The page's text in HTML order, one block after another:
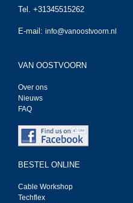
Tel. +31345515262
E-mail: info@vanoostvoorn.nl
VAN OOSTVOORN
Over ons
Nieuws
FAQ
BESTEL ONLINE
Cable Workshop
Techflex